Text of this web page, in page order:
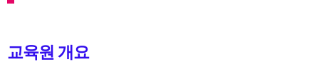
교육원 개요